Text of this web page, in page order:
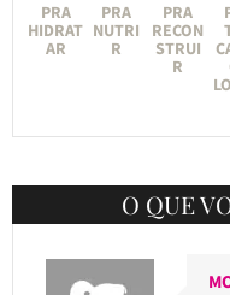
PRA
HIDRAT
AR
PRA
NUTRI
R
PRA
RECON
STRUI
R
O QUE